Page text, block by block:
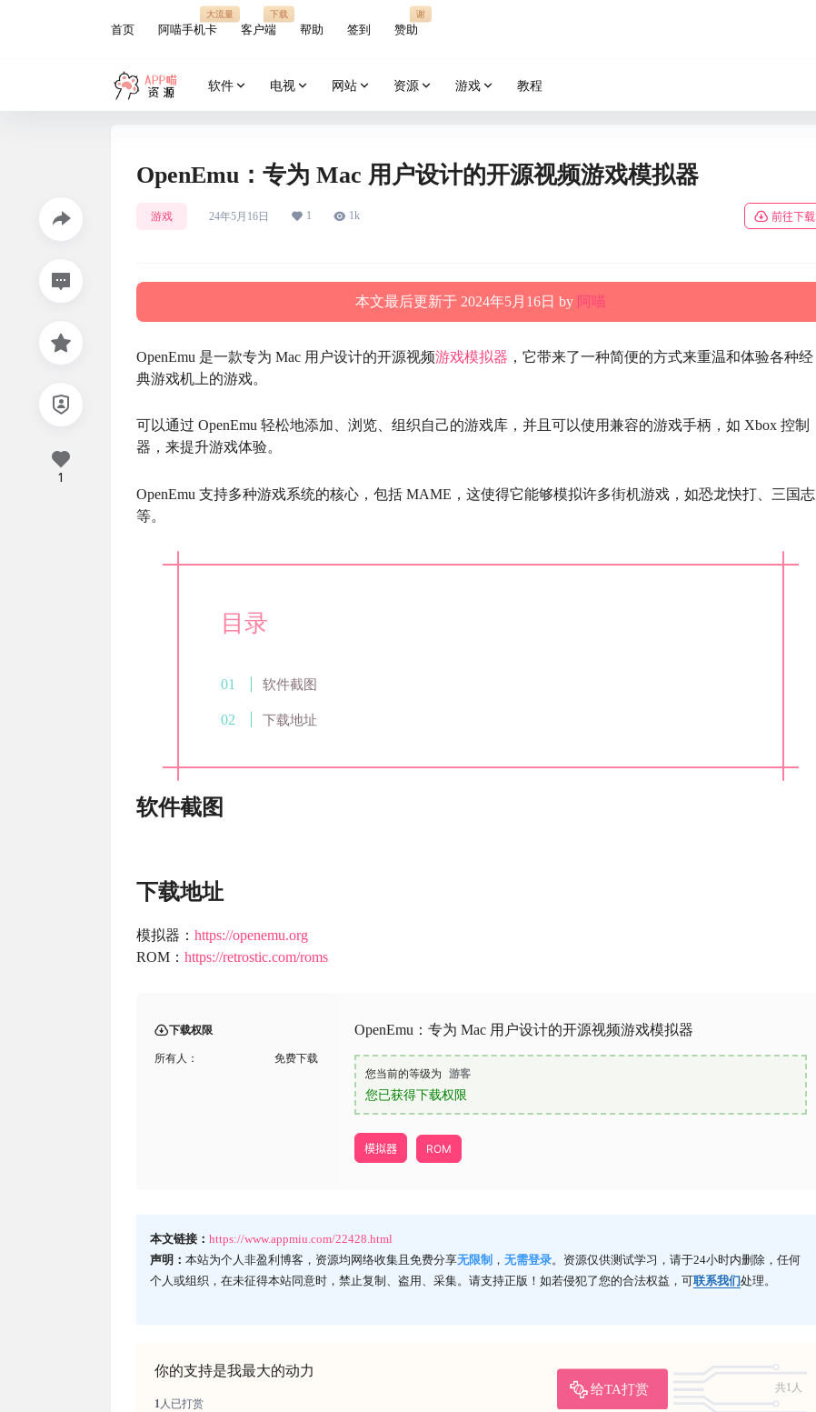
首页 阿喵手机卡
大流量
客户端
下载
帮助 签到 赞助
谢
软件 电视 网站 资源 游戏 教程
OpenEmu：专为 Mac 用户设计的开源视频游戏模拟器
游戏 24年5月16日 1 1k 前往下载
本文最后更新于 2024年5月16日 by 阿喵
OpenEmu 是一款专为 Mac 用户设计的开源视频游戏模拟器 ，它带来了一种简便的方式来重温和体验各种经
典游戏机上的游戏。
可以通过 OpenEmu 轻松地添加、浏览、组织自己的游戏库，并且可以使用兼容的游戏手柄，如 Xbox 控制
器，来提升游戏体验。
OpenEmu 支持多种游戏系统的核心，包括 MAME，这使得它能够模拟许多街机游戏，如恐龙快打、三国志
等。
目录
软件截图
下载地址
软件截图
下载地址
模拟器： https://openemu.org
ROM： https://retrostic.com/roms
下载权限
所有人： 免费下载
OpenEmu：专为 Mac 用户设计的开源视频游戏模拟器
您当前的等级为 游客
您已获得下载权限
模拟器 ROM
本文链接： https://www.appmiu.com/22428.html
声明： 本站为个人非盈利博客，资源均网络收集且免费分享无限制 ， 无需登录。资源仅供测试学习，请于24小时内删除，任何
个人或组织，在未征得本站同意时，禁止复制、盗用、采集。请支持正版！如若侵犯了您的合法权益，可联系我们处理。
你的支持是我最大的动力
给TA打赏
共1人
1人已打赏
1